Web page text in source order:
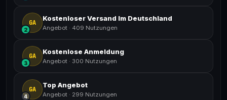
GA
2
Kostenloser Versand Im Deutschland
Angebot · 409 Nutzungen
GA
3
Kostenlose Anmeldung
Angebot · 300 Nutzungen
GA
4
Top Angebot
Angebot · 299 Nutzungen